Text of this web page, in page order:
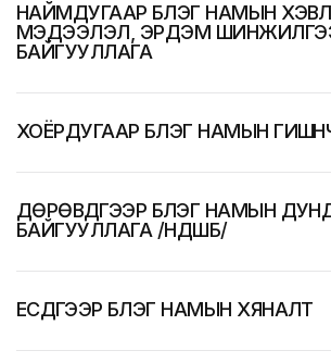
НАЙМДУГААР БҮЛЭГ НАМЫН
МЭДЭЭЛЭЛ, ЭРДЭМ
БАЙГУУЛЛАГА
ХОЁРДУГААР БҮЛЭГ НАМЫН
ДӨРӨВДҮГЭЭР БҮЛЭГ НАМЫН
БАЙГУУЛЛАГА /НДШБ/
ЕСДҮГЭЭР БҮЛЭГ НАМЫН ХЯНАЛТ